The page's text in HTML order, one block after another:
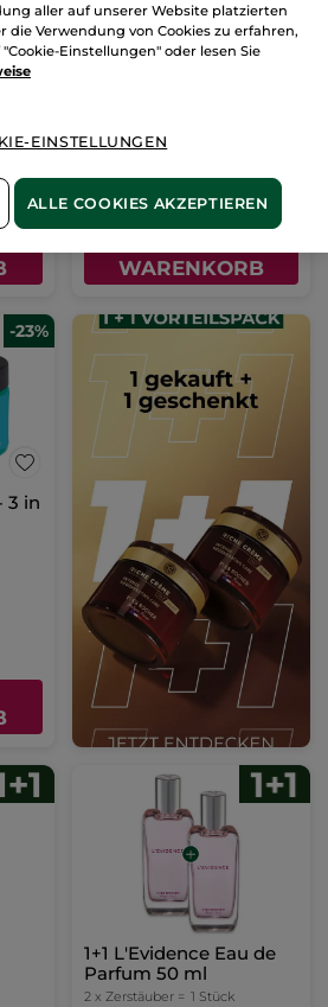
1+1
21,90€ 43,80€
WARENKORB
-23%
3 in
1+1 L'Evidence Eau de
Parfum 50 ml
2 x Zerstäuber = 1 Stück
aller auf unserer Website platzierten
die Verwendung von Cookies zu erfahren,
Einstellungen" oder lesen Sie
EINSTELLUNGEN
ALLE COOKIES AKZEPTIEREN